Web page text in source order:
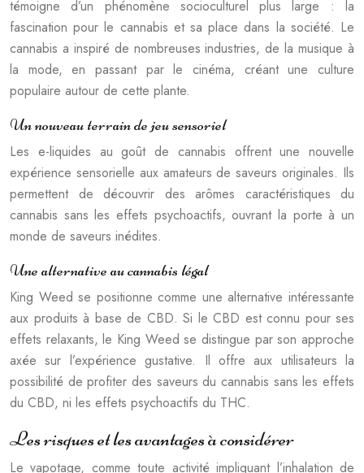
témoigne d’un phénomène socioculturel plus large : la
fascination pour le cannabis et sa place dans la société. Le
cannabis a inspiré de nombreuses industries, de la musique à
la mode, en passant par le cinéma, créant une culture
populaire autour de cette plante.
Un nouveau terrain de jeu sensoriel
Les e-liquides au goût de cannabis offrent une nouvelle
expérience sensorielle aux amateurs de saveurs originales. Ils
permettent de découvrir des arômes caractéristiques du
cannabis sans les effets psychoactifs, ouvrant la porte à un
monde de saveurs inédites.
Une alternative au cannabis légal
King Weed se positionne comme une alternative intéressante
aux produits à base de CBD. Si le CBD est connu pour ses
effets relaxants, le King Weed se distingue par son approche
axée sur l’expérience gustative. Il offre aux utilisateurs la
possibilité de profiter des saveurs du cannabis sans les effets
du CBD, ni les effets psychoactifs du THC.
Les risques et les avantages à considérer
Le vapotage, comme toute activité impliquant l’inhalation de